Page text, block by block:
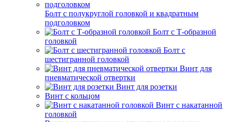
Болт с полукруглой головкой и квадратным
подголовком
Болт с Т-образной
головкой
Болт с
шестигранной головкой
Винт для
пневматической отвертки
Винт для розетки
Винт с кольцом
Винт с накатанной
головкой